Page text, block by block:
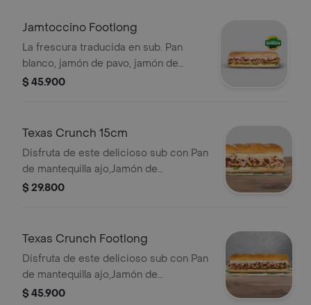
Jamtoccino Footlong
La frescura traducida en sub. Pan
blanco, jamón de pavo, jamón de
cerdo, tocineta, queso americano,
cm.
$ 45.900
Texas Crunch 15cm
Disfruta de este delicioso sub con Pan
de mantequilla ajo,Jamón de
Cerdo,Pernil de cerdo,Maíz,Mozzarella
$ 29.800
Texas Crunch Footlong
Disfruta de este delicioso sub con Pan
de mantequilla ajo,Jamón de
Cerdo,Pernil de cerdo,Maíz,Mozzarella
$ 45.900